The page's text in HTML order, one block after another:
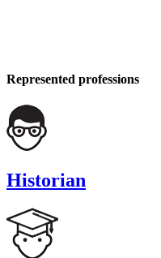
Represented professions
Historian